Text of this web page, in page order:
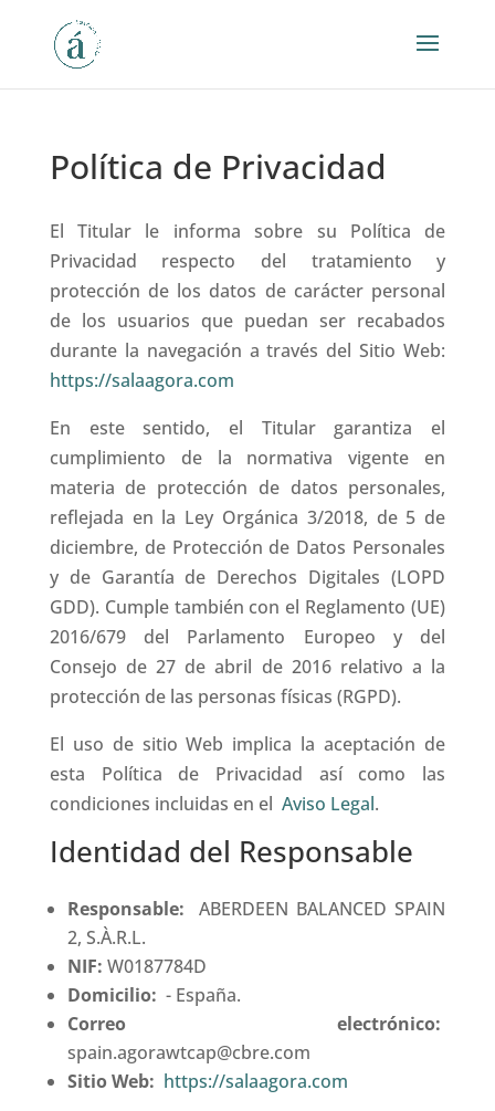
Política de Privacidad
El Titular le informa sobre su Política de
Privacidad respecto del tratamiento y
protección de los datos de carácter personal
de los usuarios que puedan ser recabados
durante la navegación a través del Sitio Web:
https://salaagora.com
En este sentido, el Titular garantiza el
cumplimiento de la normativa vigente en
materia de protección de datos personales,
reflejada en la Ley Orgánica 3/2018, de 5 de
diciembre, de Protección de Datos Personales
y de Garantía de Derechos Digitales (LOPD
GDD). Cumple también con el Reglamento (UE)
2016/679 del Parlamento Europeo y del
Consejo de 27 de abril de 2016 relativo a la
protección de las personas físicas (RGPD).
El uso de sitio Web implica la aceptación de
esta Política de Privacidad así como las
condiciones incluidas en el Aviso Legal.
Identidad del Responsable
Responsable: ABERDEEN BALANCED SPAIN
2, S.À.R.L.
NIF: W0187784D
Domicilio: - España.
Correo electrónico:
spain.agorawtcap@cbre.com
Sitio Web: https://salaagora.com